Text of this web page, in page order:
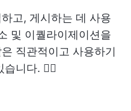
고, 게시하는 데 사용
및 이퀄라이제이션을
직관적이고 사용하기
니다. 🙇‍♂️